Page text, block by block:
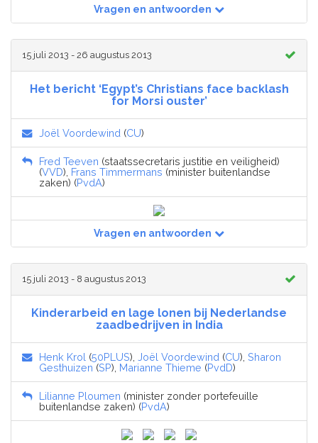
Vragen en antwoorden
15 juli 2013 - 26 augustus 2013
Het bericht ‘Egypt’s Christians face backlash
for Morsi ouster’
Joël Voordewind (CU)
Fred Teeven (staatssecretaris justitie en veiligheid)
(VVD), Frans Timmermans (minister buitenlandse
zaken) (PvdA)
Vragen en antwoorden
15 juli 2013 - 8 augustus 2013
Kinderarbeid en lage lonen bij Nederlandse
zaadbedrijven in India
Henk Krol (50PLUS), Joël Voordewind (CU), Sharon
Gesthuizen (SP), Marianne Thieme (PvdD)
Lilianne Ploumen (minister zonder portefeuille
buitenlandse zaken) (PvdA)